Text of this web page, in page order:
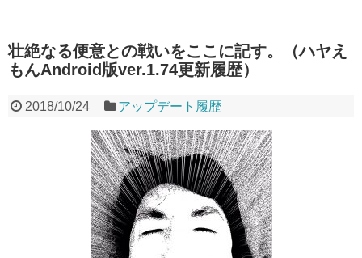
壮絶なる便意との戦いをここに記す。（ハヤえ
もんAndroid版ver.1.74更新履歴）
2018/10/24 アップデート履歴